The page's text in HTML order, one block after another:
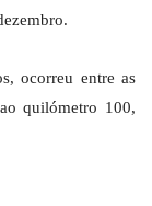
ocorreu entre as
quilómetro 100,